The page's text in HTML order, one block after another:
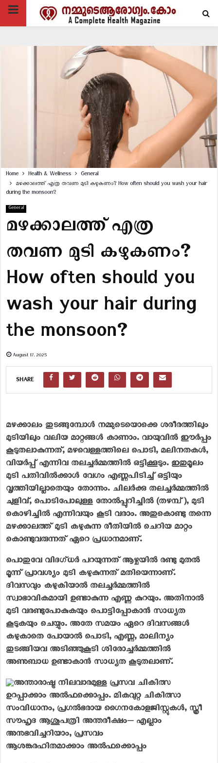
PRIMARY
Home Health & Wellness
General
മഴക്കാലത്ത് എത്ര തവണ മുടി കഴുകണം? How often should you wash your hair
during the monsoon?
General
മഴക്കാലത്ത് എത്ര
തവണ മുടി കഴുകണം?
How often should you
wash your hair during
the monsoon?
August 17, 2025
SHARE
മഴക്കാലം തുടങ്ങുമ്പോൾ നമ്മുടെയൊക്കെ ശരീരത്തിലും
മുടിയിലും വലിയ മാറ്റങ്ങൾ കാണാം. വായുവിൽ ഈർപ്പം
കൂടുതലാകുന്നത്, മഴവെള്ളത്തിലെ പൊടി, മലിനതകൾ,
വിയർപ്പ് എന്നിവ തലച്ചർമ്മത്തിൽ ഒട്ടിക്കൂടും. ഇതുമൂലം
മുടി പതിവിൽക്കാൾ വേഗം എണ്ണപിടിച്ച് ഒട്ടിയും
വൃത്തിയില്ലാതെയും തോന്നും. ചിലർക്കു തലച്ചർമ്മത്തിൽ
ചുളിവ്, പൊടിപോലുള്ള തോൽപ്പുറിച്ചിൽ (തഴമ്പ്), മുടി
കൊഴിച്ചിൽ എന്നിവയും കൂടി വരാം. അതുകൊണ്ടു തന്നെ
മഴക്കാലത്ത് മുടി കഴുകുന്ന രീതിയിൽ ചെറിയ മാറ്റം
കൊണ്ടുവരുന്നത് ഏറെ പ്രധാനമാണ്.
പൊതുവേ വിദഗ്ധർ പറയുന്നത് ആഴ്ചയിൽ രണ്ടു മുതൽ
മൂന്ന് പ്രാവശ്യം മുടി കഴുകുന്നത് മതിയെന്നാണ്.
ദിവസവും കഴുകിയാൽ തലച്ചർമ്മത്തിൽ
സ്വാഭാവികമായി ഉണ്ടാകുന്ന എണ്ണ കുറയും. അതിനാൽ
മുടി വരണ്ടുപോകുകയും പൊട്ടിപ്പോകാൻ സാധ്യത
കൂടുകയും ചെയ്യും. അതേ സമയം ഏറെ ദിവസങ്ങൾ
കഴുകാതെ പോയാൽ പൊടി, എണ്ണ, മാലിന്യം
തുടങ്ങിയവ അടിഞ്ഞുകൂടി ശിരോച്ചർമ്മത്തിൽ
അണുബാധ ഉണ്ടാകാൻ സാധ്യത കൂടുതലാണ്.